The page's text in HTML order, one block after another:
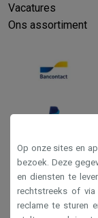
Vacatures
Ons assortiment
Op onze sites en
bezoek. Deze
en diensten te
rechtstreeks of via
reclame te sturen